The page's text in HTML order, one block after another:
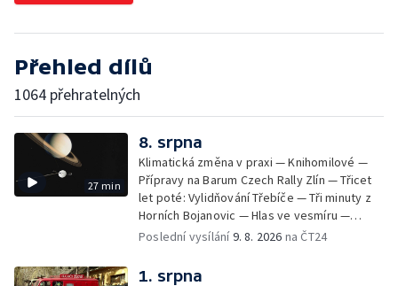
Přehled dílů
1064 přehratelných
27 min
8. srpna
Klimatická změna v praxi — Knihomilové —
Přípravy na Barum Czech Rally Zlín — Třicet
let poté: Vylidňování Třebíče — Tři minuty z
Horních Bojanovic — Hlas ve vesmíru —
iReportéři soutěž
Poslední vysílání9. 8. 2026 na ČT24
1. srpna